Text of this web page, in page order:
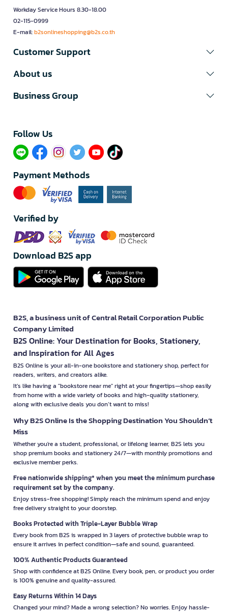
Workday Service Hours 8.30-18.00
02-115-0999
E-mail:b2sonlineshopping@b2s.co.th
Customer Support
About us
Business Group
Follow Us​
Payment Methods
Verified by
Download B2S app
B2S, a business unit of Central Retail Corporation Public
Company Limited
B2S Online: Your Destination for Books, Stationery,
and Inspiration for All Ages
B2S Online is your all-in-one bookstore and stationery shop, perfect for
readers, writers, and creators alike.
It’s like having a "bookstore near me" right at your fingertips—shop easily
from home with a wide variety of books and high-quality stationery,
along with exclusive deals you don’t want to miss!
Why B2S Online Is the Shopping Destination You Shouldn’t
Miss
Whether you're a student, professional, or lifelong learner, B2S lets you
shop premium books and stationery 24/7—with monthly promotions and
exclusive member perks.
Free nationwide shipping* when you meet the minimum purchase
requirement set by the company.
Enjoy stress-free shopping! Simply reach the minimum spend and enjoy
free delivery straight to your doorstep.
Books Protected with Triple-Layer Bubble Wrap
Every book from B2S is wrapped in 3 layers of protective bubble wrap to
ensure it arrives in perfect condition—safe and sound, guaranteed.
100% Authentic Products Guaranteed
Shop with confidence at B2S Online. Every book, pen, or product you order
is 100% genuine and quality-assured.
Easy Returns Within 14 Days
Changed your mind? Made a wrong selection? No worries. Enjoy hassle-